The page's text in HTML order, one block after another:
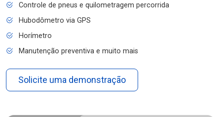
Controle de pneus e quilometragem percorrida
Hubodômetro via GPS
Horímetro
Manutenção preventiva e muito mais
Solicite uma demonstração